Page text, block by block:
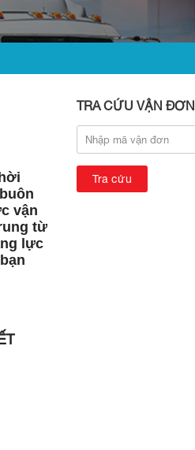
vận
từ
lực
TRA CỨU VẬN ĐƠN